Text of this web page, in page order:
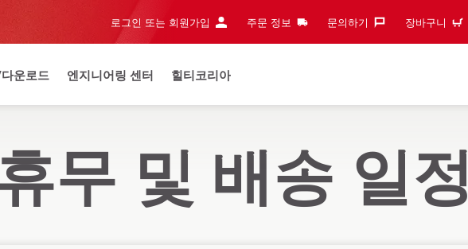
로그인 또는 회원가입 주문 정보 문의하기‎ 장바구니
운로드 엔지니어링 센터 힐티코리아
무 및 배송 일정